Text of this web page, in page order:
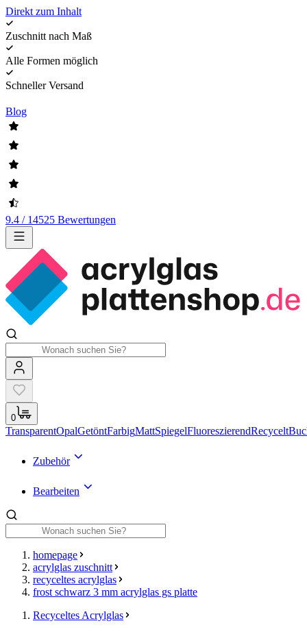
Direkt zum Inhalt
Zuschnitt nach Maß
Alle Formen möglich
Schneller Versand
Blog
9.4 / 14525 Bewertungen
0
TransparentOpalGetöntFarbigMattSpiegelFluoreszierendRecycelt
Zubehör
Bearbeiten
homepage
acrylglas zuschnitt
recyceltes acrylglas
frost schwarz 3 mm acrylglas gs platte
Recyceltes Acrylglas